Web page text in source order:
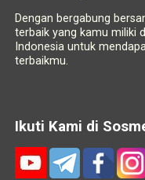
Dengan bergabung
terbaik yang kamu miliki
Indonesia untuk
terbaikmu.
Ikuti Kami di